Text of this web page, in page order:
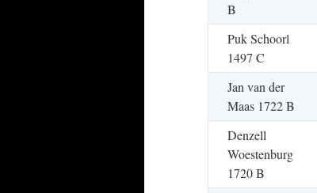
B
Puk Schoorl
1497 C
Jan van der
Maas 1722 B
Denzell
Woestenburg
1720 B